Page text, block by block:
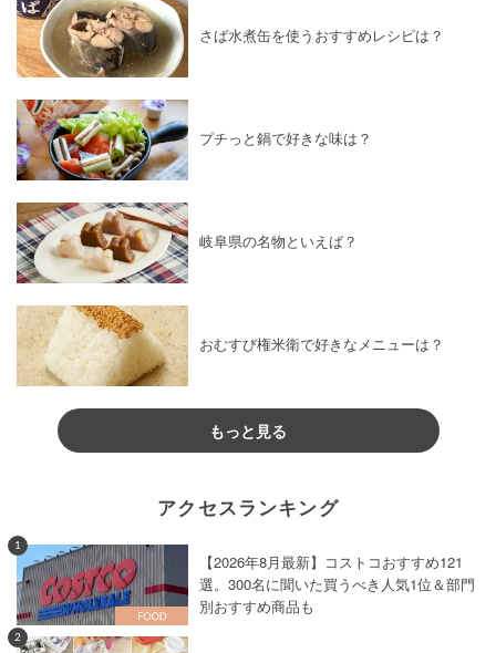
さば水煮缶を使うおすすめレシピは？
プチっと鍋で好きな味は？
岐阜県の名物といえば？
おむすび権米衛で好きなメニューは？
もっと見る
アクセスランキング
1
【2026年8月最新】コストコおすすめ121
選。300名に聞いた買うべき人気1位＆部門
別おすすめ商品も
2